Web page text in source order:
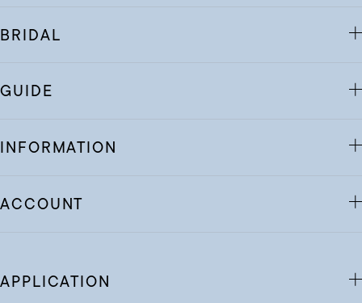
BRIDAL
GUIDE
INFORMATION
ACCOUNT
APPLICATION